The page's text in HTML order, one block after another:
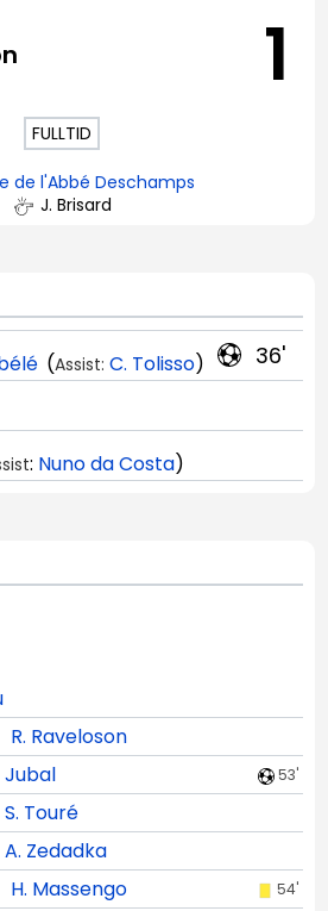
1
FULLTID
de l'Abbé Deschamps
J. Brisard
36'
(Assist: C. Tolisso)
: Nuno da Costa)
R. Raveloson
Jubal 53'
S. Touré
A. Zedadka
H. Massengo 54'